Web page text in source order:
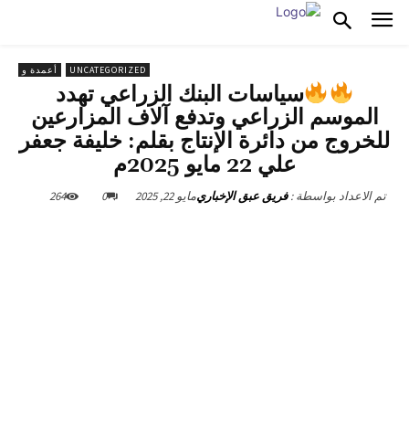
UNCATEGORIZED أعمدة و
سياسات البنك الزراعي تهدد
الموسم الزراعي وتدفع آلاف المزارعين
للخروج من دائرة الإنتاج بقلم: خليفة جعفر
علي 22 مايو 2025م
تم الاعداد بواسطة : فريق عبق الإخباريمايو 22, 2025 0
264